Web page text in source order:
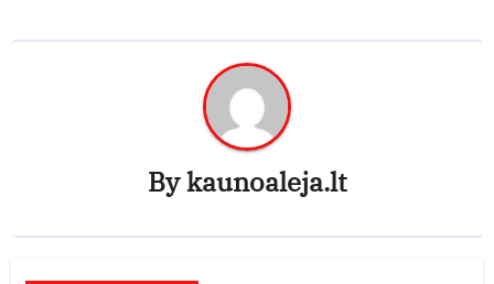
Bykaunoaleja.lt